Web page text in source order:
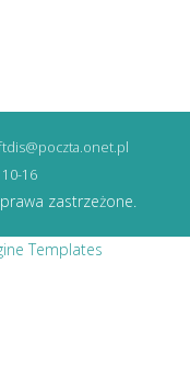
16
zastrzeżone.
Templates